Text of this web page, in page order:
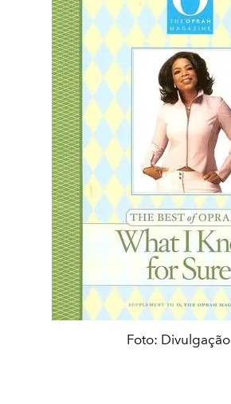
Foto: Divulgação